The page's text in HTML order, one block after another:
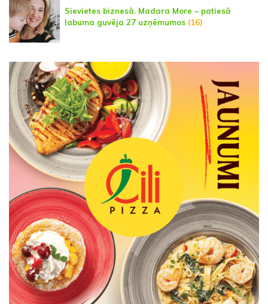
Sievietes biznesā. Madara More – patiesā
labuma guvēja 27 uzņēmumos (16)